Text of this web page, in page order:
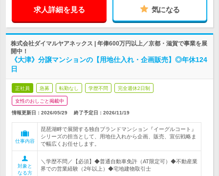
求人詳細を見る 気になる
株式会社ダイマルヤアネックス | 年俸600万円以上／京都・滋賀で事業を展
開中！
《大津》分譲マンションの【用地仕入れ・企画販売】◎年休124
日
正社員 急募 転勤なし 学歴不問 完全週休2日制
女性のおしごと掲載中
情報更新日：2026/05/29 終了予定日： 2026/11/19
仕事内容
琵琶湖畔で展開する独自ブランドマンション『イーグルコート』
シリーズの担当として、用地仕入れから企画、販売、宣伝戦略ま
で幅広くお任せします。
対象と
なる方
＼学歴不問／【必須】◆普通自動車免許（AT限定可）◆不動産業
界での営業経験（2年以上）◆宅地建物取引士